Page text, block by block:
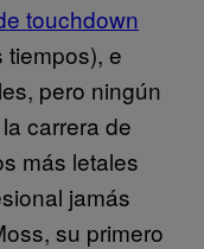
touchdown
e
pero ningún
carrera de
más letales
jamás
su primero